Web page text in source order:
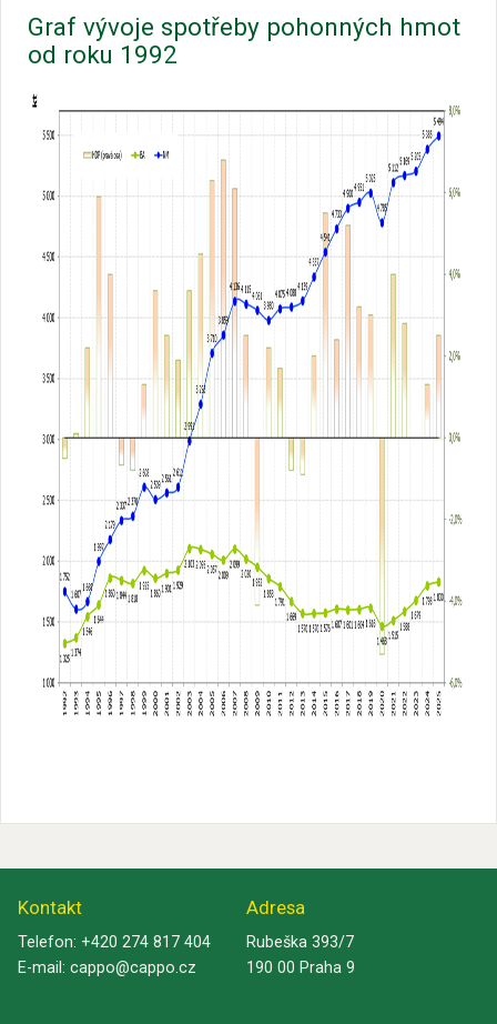
Graf vývoje spotřeby pohonných hmot
od roku 1992
Kontakt
Telefon: +420 274 817 404
E-mail: cappo@cappo.cz
Adresa
Rubeška 393/7
190 00 Praha 9